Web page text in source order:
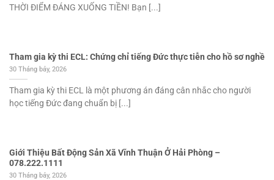
THỜI ĐIỂM ĐÁNG XUỐNG TIỀN! Bạn [...]
Tham gia kỳ thi ECL: Chứng chỉ tiếng Đức thực tiễn cho hồ sơ nghề
30 Tháng bảy, 2026
Tham gia kỳ thi ECL là một phương án đáng cân nhắc cho người
học tiếng Đức đang chuẩn bị [...]
Giới Thiệu Bất Động Sản Xã Vĩnh Thuận Ở Hải Phòng –
078.222.1111
30 Tháng bảy, 2026